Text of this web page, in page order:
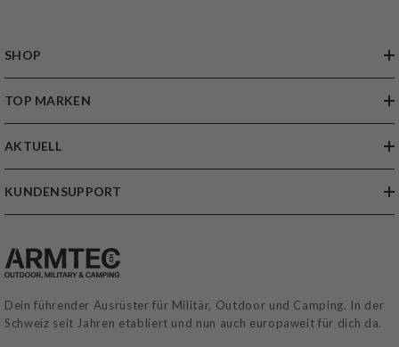
SHOP
TOP MARKEN
AKTUELL
KUNDENSUPPORT
Dein führender Ausrüster für Militär, Outdoor und Camping. In der
Schweiz seit Jahren etabliert und nun auch europaweit für dich da.